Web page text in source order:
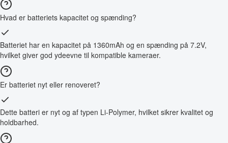
Hvad er batteriets kapacitet og spænding?
Batteriet har en kapacitet på 1360mAh og en spænding på 7.2V,
hvilket giver god ydeevne til kompatible kameraer.
Er batteriet nyt eller renoveret?
Dette batteri er nyt og af typen Li-Polymer, hvilket sikrer kvalitet og
holdbarhed.